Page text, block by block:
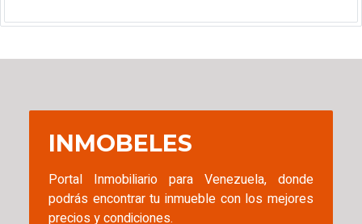
INMOBELES
Portal Inmobiliario para Venezuela, donde
podrás encontrar tu inmueble con los mejores
precios y condiciones.